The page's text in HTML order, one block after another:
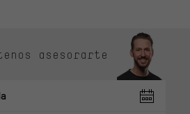
asesorarte